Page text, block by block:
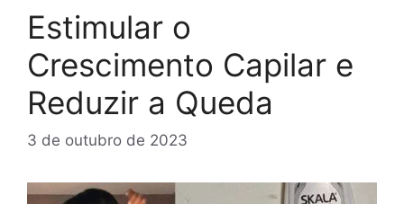
Estimular o
Crescimento Capilar e
Reduzir a Queda
3 de outubro de 2023